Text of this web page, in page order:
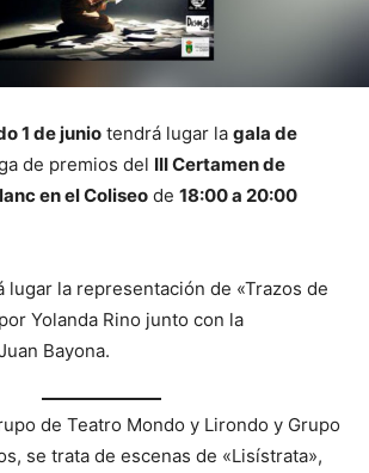
1 de junio tendrá lugar la gala de
de premios del III Certamen de
en el Coliseo de 18:00 a 20:00
lugar la representación de «Trazos de
Yolanda Rino junto con la
Bayona.
de Teatro Mondo y Lirondo y Grupo
se trata de escenas de «Lisístrata»,